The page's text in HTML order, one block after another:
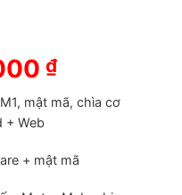
₫.
₫Giá
tại
5,220,000
mật mã, chìa cơ
+ Web
+ mật mã